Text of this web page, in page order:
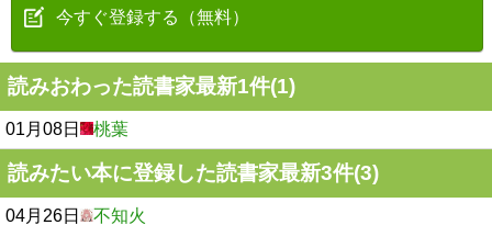
今すぐ登録する（無料）
読みおわった読書家最新1件(1)
01月08日 桃葉
読みたい本に登録した読書家最新3件(3)
04月26日 不知火